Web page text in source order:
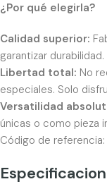
¿Por qué elegirla?
Calidad superior:
garantizar durabilidad.
Libertad total: No
especiales. Solo
Versatilidad
únicas o como pieza
Código de referencia: